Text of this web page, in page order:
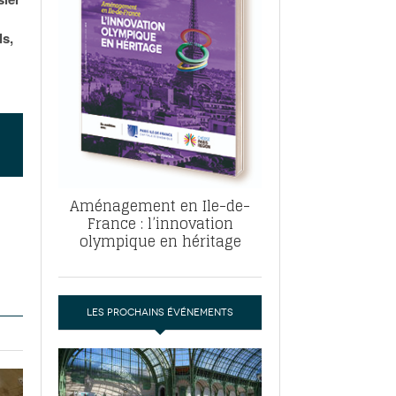
pour
ABF, ZAC : F. Vauglin détaille sa
pour l’urbanisme parisien- 17
de la tech et de la finance
marché de la location de luxe-
Aménagement en Ile-de-
France : l’innovation
olympique en héritage
LES PROCHAINS ÉVÉNEMENTS